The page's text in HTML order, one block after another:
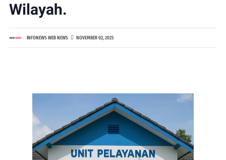
Wilayah. ‎ ‎
INFONEWS WEB NEWS NOVEMBER 02, 2025